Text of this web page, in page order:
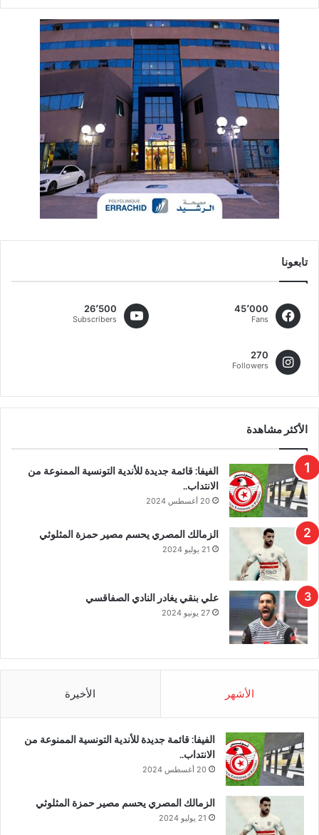
تابعونا
45٬000
Fans
26٬500
Subscribers
270
Followers
الأكثر مشاهدة
الفيفا: قائمة جديدة للأندية التونسية الممنوعة من
الانتداب..
20 أغسطس 2024
الزمالك المصري يحسم مصير حمزة المثلوثي
21 يوليو 2024
علي بنقي يغادر النادي الصفاقسي
27 يونيو 2024
الأشهر الأخيرة
الفيفا: قائمة جديدة للأندية التونسية الممنوعة من
الانتداب..
20 أغسطس 2024
الزمالك المصري يحسم مصير حمزة المثلوثي
21 يوليو 2024